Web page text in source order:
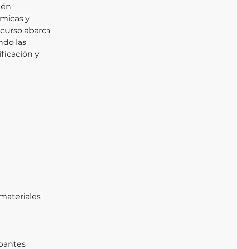
y
abarca
las
y